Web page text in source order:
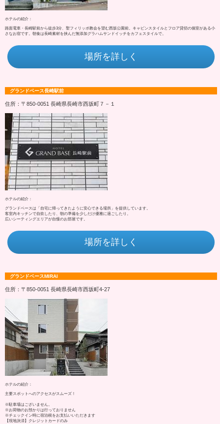
ホテルの紹介：
路面電車・長崎駅前から徒歩3分、聖フィリッポ教会を望む西坂公園前。キャビンスタイルとフロア貸切の個室がある小
さなお宿です。朝食は長崎素材を挟んだ無添加グラハムサンドイッチをカフェスタイルで。
場所を詳しく
グランドベース長崎駅前
住所：〒850-0051 長崎県長崎市西坂町７－１
ホテルの紹介：
グランドベースは「自宅に帰ってきたように安心できる場所」を提供しています。
客室内キッチンで自炊したり、朝の準備を少しだけ優雅に過ごしたり。
広いシーティングエリアが自慢のお部屋です。
場所を詳しく
グランドベースMIRAI
住所：〒850-0051 長崎県長崎市西坂町4‐27
ホテルの紹介：
主要スポットへのアクセスがスムーズ！
※駐車場はございません。
※お荷物のお預かりは行っておりません
※チェックイン時に宿泊税をお支払いいただきます
【現地決済】クレジットカードのみ